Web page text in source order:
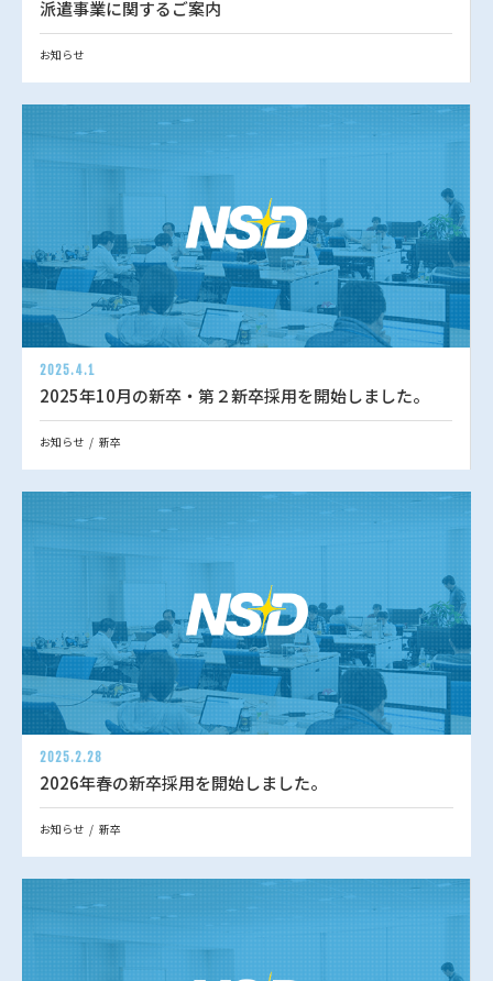
派遣事業に関するご案内
お知らせ
2025.4.1
2025年10月の新卒・第２新卒採用を開始しました。
お知らせ 新卒
2025.2.28
2026年春の新卒採用を開始しました。
お知らせ 新卒